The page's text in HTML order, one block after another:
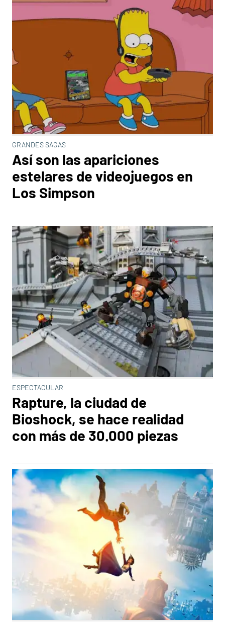
GRANDES SAGAS
Así son las apariciones
estelares de videojuegos en
Los Simpson
ESPECTACULAR
Rapture, la ciudad de
Bioshock, se hace realidad
con más de 30.000 piezas